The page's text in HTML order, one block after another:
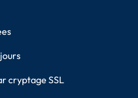
cryptage SSL